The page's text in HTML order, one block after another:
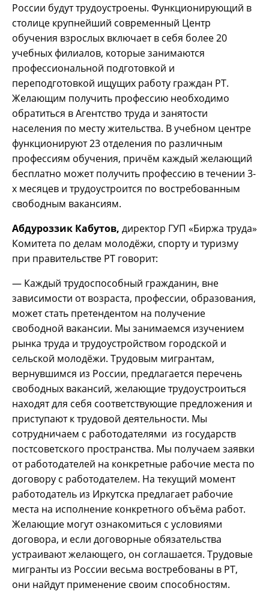
России будут трудоустроены. Функционирующий в
столице крупнейший современный Центр
обучения взрослых включает в себя более 20
учебных филиалов, которые занимаются
профессиональной подготовкой и
переподготовкой ищущих работу граждан РТ.
Желающим получить профессию необходимо
обратиться в Агентство труда и занятости
населения по месту жительства. В учебном центре
функционируют 23 отделения по различным
профессиям обучения, причём каждый желающий
бесплатно может получить профессию в течении 3-
х месяцев и трудоустроится по востребованным
свободным вакансиям.
Абдуроззик Кабутов, директор ГУП «Биржа труда»
Комитета по делам молодёжи, спорту и туризму
при правительстве РТ говорит:
— Каждый трудоспособный гражданин, вне
зависимости от возраста, профессии, образования,
может стать претендентом на получение
свободной вакансии. Мы занимаемся изучением
рынка труда и трудоустройством городской и
сельской молодёжи. Трудовым мигрантам,
вернувшимся из России, предлагается перечень
свободных вакансий, желающие трудоустроиться
находят для себя соответствующие предложения и
приступают к трудовой деятельности. Мы
сотрудничаем с работодателями из государств
постсоветского пространства. Мы получаем заявки
от работодателей на конкретные рабочие места по
договору с работодателем. На текущий момент
работодатель из Иркутска предлагает рабочие
места на исполнение конкретного объёма работ.
Желающие могут ознакомиться с условиями
договора, и если договорные обязательства
устраивают желающего, он соглашается. Трудовые
мигранты из России весьма востребованы в РТ,
они найдут применение своим способностям.